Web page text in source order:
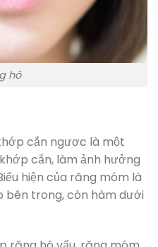
hô
cắn ngược là một
cắn, làm ảnh hưởng
hiện của răng móm là
bên trong, còn hàm dưới